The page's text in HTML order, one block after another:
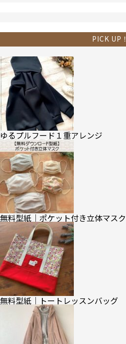
PICK UP！
ゆるプルフード１重アレンジ
無料型紙｜ポケット付き立体マスク
無料型紙｜トートレッスンバッグ